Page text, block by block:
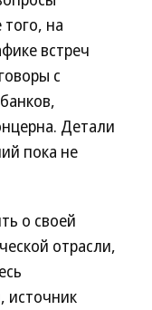
на
встреч
с
Детали
пока не
о своей
отрасли,
источник